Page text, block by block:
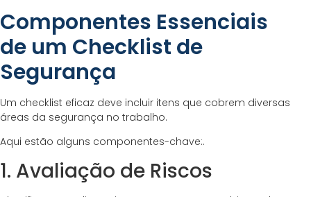
Componentes Essenciais
de um Checklist de
Segurança
Um checklist eficaz deve incluir itens que cobrem diversas
áreas da segurança no trabalho.
Aqui estão alguns componentes-chave:.
1. Avaliação de Riscos